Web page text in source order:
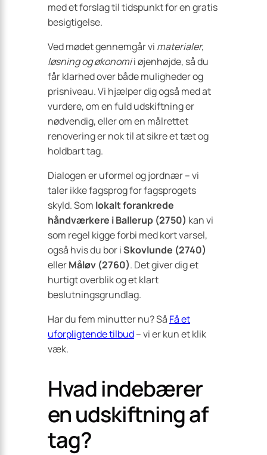
med et forslag til tidspunkt for en gratis
besigtigelse.
Ved mødet gennemgår vi materialer,
løsning og økonomii øjenhøjde, så du
får klarhed over både muligheder og
prisniveau. Vi hjælper dig også med at
vurdere, om en fuld udskiftning er
nødvendig, eller om en målrettet
renovering er nok til at sikre et tæt og
holdbart tag.
Dialogen er uformel og jordnær – vi
taler ikke fagsprog for fagsprogets
skyld. Som lokalt forankrede
håndværkere i Ballerup (2750) kan vi
som regel kigge forbi med kort varsel,
også hvis du bor iSkovlunde (2740)
ellerMåløv (2760). Det giver dig et
hurtigt overblik og et klart
beslutningsgrundlag.
Har du fem minutter nu? Så Få et
uforpligtende tilbud– vi er kun et klik
væk.
Hvad indebærer
en udskiftning af
tag?